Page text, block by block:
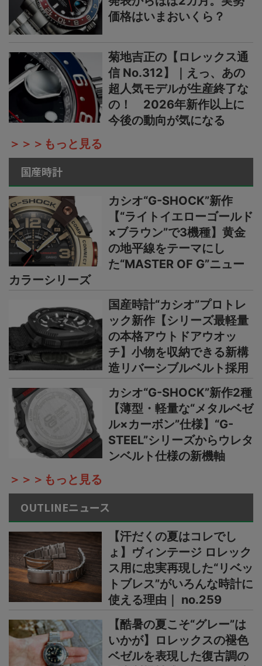
価格はいまおいくら？
菊地吉正の【ロレックス通
信 No.312】｜えっ、あの
超人気モデルが生産終了な
の！ 2026年新作以上に
今後の動向が気になる
＞＞＞もっと見る
国産時計
カシオ“G-SHOCK”新作
【“ライトイエローゴールド
×ブラウン”で3機種】黄金
の地平線をテーマにし
た“MASTER OF G”ニュー
カラーシリーズ
国産時計“カシオ”プロトレ
ック新作【シリーズ最軽量
の本格アウトドアウオッ
チ】小物を収納できる新構
造リバーシブルベルト採用
カシオ“G-SHOCK”新作2種
【薄型・軽量な“メタルベゼ
ル×カーボン”仕様】“G-
STEEL”シリーズからウレタ
ンベルト仕様の新機軸
＞＞＞もっと見る
OUTLINEニュース
【汗だくの夏はコレでし
ょ】ヴィンテージ ロレック
ス用に忠実再現した“リベッ
トブレス”がいろんな時計に
使える理由｜ no.259
【酷暑の夏こそ“グレー”は
いかが】ロレックスの褪色
ベゼルを表現した復古調の